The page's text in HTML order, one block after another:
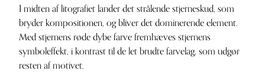
I midten af litografiet lander det strålende stjerneskud, som
bryder kompositionen, og bliver det dominerende element.
Med stjernens røde dybe farve fremhæves stjernens
symboleffekt, i kontrast til de let brudte farvelag, som udgør
resten af motivet.